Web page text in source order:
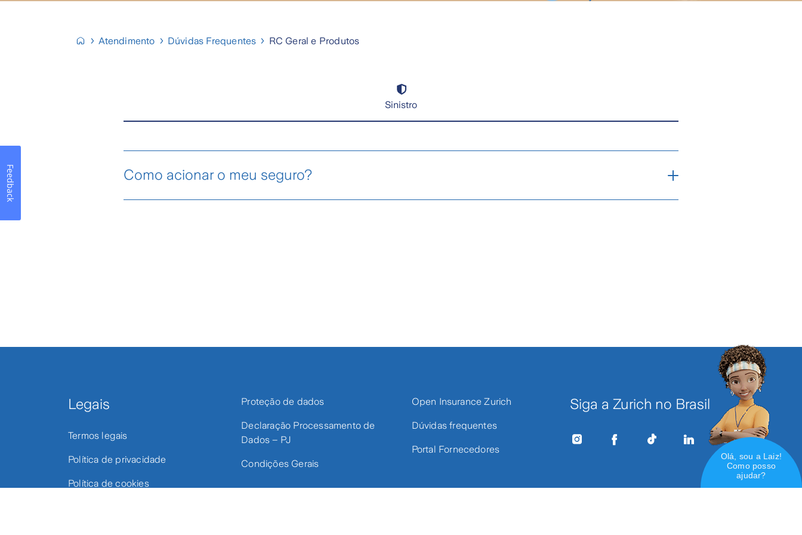
Atendimento Dúvidas Frequentes RC Geral e Produtos
Sinistro
Como acionar o meu seguro?
Legais
Termos legais
Política de privacidade
Política de cookies
Proteção de dados
Declaração Processamento de
Dados – PJ
Condições Gerais
Open Insurance Zurich
Dúvidas frequentes
Portal Fornecedores
Siga a Zurich no Brasil
Feedback
Olá, sou a Laiz!
Como posso
ajudar?